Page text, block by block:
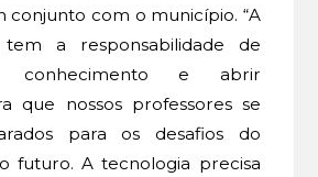
conjunto com o município. “A
tem a responsabilidade de
conhecimento e abrir
que nossos professores se
para os desafios do
futuro. A tecnologia precisa